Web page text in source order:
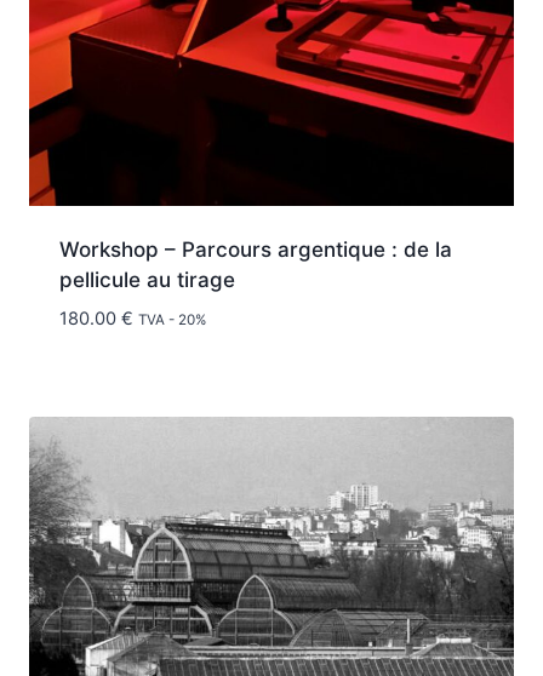
Workshop – Parcours argentique : de la
pellicule au tirage
180.00 € TVA - 20%